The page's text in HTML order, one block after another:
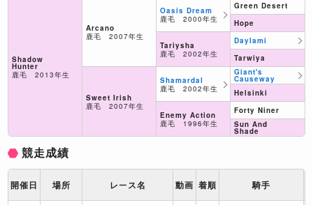
Shadow
Hunter
鹿毛 2013年生
Arcano
鹿毛 2007年生
Sweet Irish
鹿毛 2007年生
Oasis Dream
鹿毛 2000年生
Tariysha
鹿毛 2002年生
Shamardal
鹿毛 2002年生
Enemy Action
鹿毛 1996年生
Green Desert
Hope
Daylami
Tarwiya
Giant's
Causeway
Helsinki
Forty Niner
Sun And
Shade
競走成績
開催日 場所 レース名 動画 着順 騎手